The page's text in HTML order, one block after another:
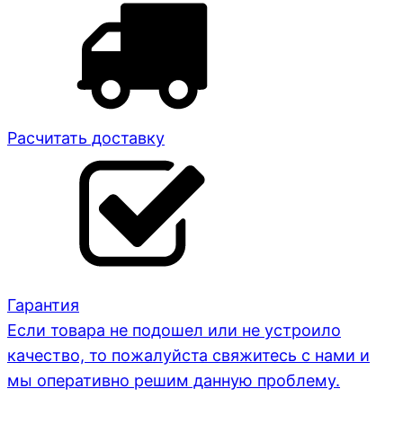
Расчитать доставку
Гарантия
Если товара не подошел или не устроило
качество, то пожалуйста свяжитесь с нами и
мы оперативно решим данную проблему.